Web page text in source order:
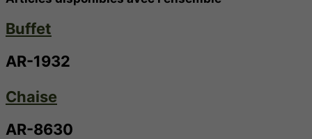
Buffet
AR-1932
Chaise
AR-8630